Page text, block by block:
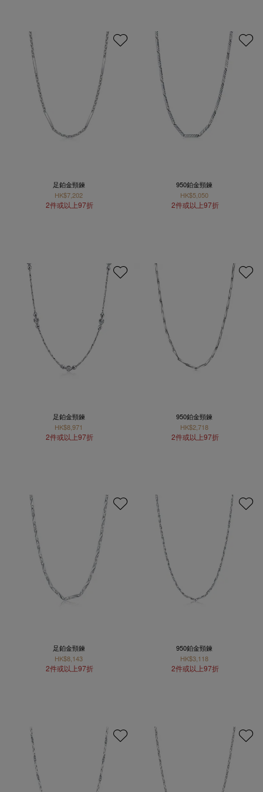
足鉑金頸鍊
HK$7,202
2件或以上97折
950鉑金頸鍊
HK$5,050
2件或以上97折
足鉑金頸鍊
HK$8,971
2件或以上97折
950鉑金頸鍊
HK$2,718
2件或以上97折
足鉑金頸鍊
HK$8,143
2件或以上97折
950鉑金頸鍊
HK$3,118
2件或以上97折